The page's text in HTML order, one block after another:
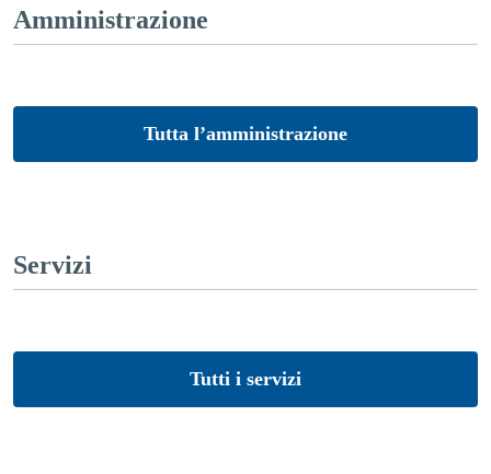
Amministrazione
Tutta l’amministrazione
Servizi
Tutti i servizi